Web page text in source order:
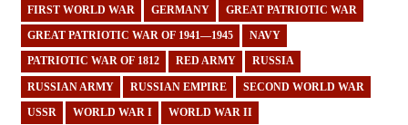
FIRST WORLD WAR GERMANY GREAT PATRIOTIC WAR
GREAT PATRIOTIC WAR OF 1941—1945 NAVY
PATRIOTIC WAR OF 1812 RED ARMY RUSSIA
RUSSIAN ARMY RUSSIAN EMPIRE SECOND WORLD WAR
USSR WORLD WAR I WORLD WAR II